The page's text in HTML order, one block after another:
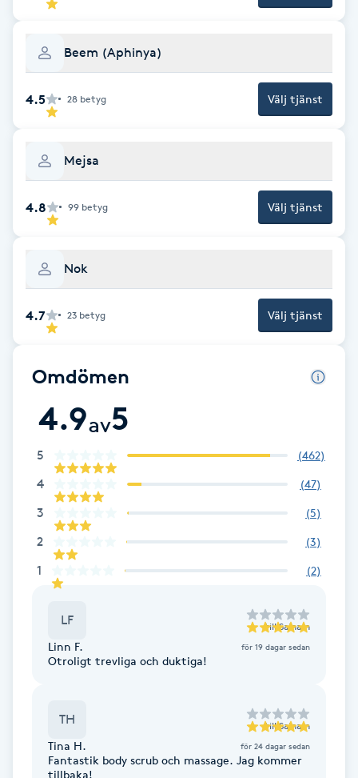
Hollywood Peel
Hot Stone Massage
Hot yoga
Hudföryngring
Huduppstramning
Hyaluronsyra
Hyperhidros
Hypnos
Hårborttagning
Hårbottenbehandling
Hårförlängning
Hårvård
Hälsprickor
Idrottsmassage
Beem (Aphinya)
4.5 28 betyg Välj tjänst
Mejsa
4.8 99 betyg Välj tjänst
Nok
4.7 23 betyg Välj tjänst
Omdömen
4.9av5
5 (462)
4 (47)
3 (5)
2 (3)
1 (2)
LF till Sainam
Linn F. för 19 dagar sedan
Otroligt trevliga och duktiga!
TH till Sainam
Tina H. för 24 dagar sedan
Fantastik body scrub och massage. Jag kommer
tillbaka!